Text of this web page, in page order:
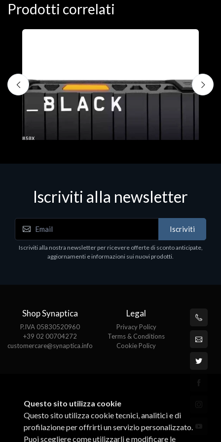
Prodotti correlati
WD_BLACK SN850X NVMe SSD
WDBB9H0020BNC - SSD - 2 TB - interno - M.2
2280 - PCIe 4.0 (NVMe) - dissipatore integrato -
nero
Iscriviti alla newsletter
Iscriviti
Iscriviti alla nostra newsletter per ricevere offerte di sconto anticipate,
aggiornamenti e informazioni sui nuovi prodotti.
Shop Synaptica
P.IVA 05830520960
+39 02 00704272
customercare@synaptica.info
Legal
Privacy Policy
Terms & Conditions
Cookie Policy
Questo sito utilizza cookie
Questo sito utilizza cookie tecnici, analitici e di
profilazione per offrirti un servizio personalizzato.
Puoi scegliere come utilizzarli e modificare le